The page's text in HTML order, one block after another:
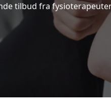
tilbud fra